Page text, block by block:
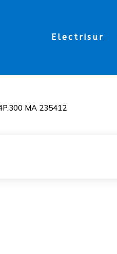
Electrisur
MA 235412